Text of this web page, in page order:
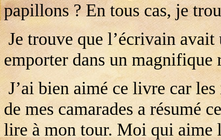
papillons ? En tous cas, je
Je trouve que l’écrivain avait
emporter dans un
J’ai bien aimé ce livre car
de mes camarades a résumé
lire à mon tour. Moi qui